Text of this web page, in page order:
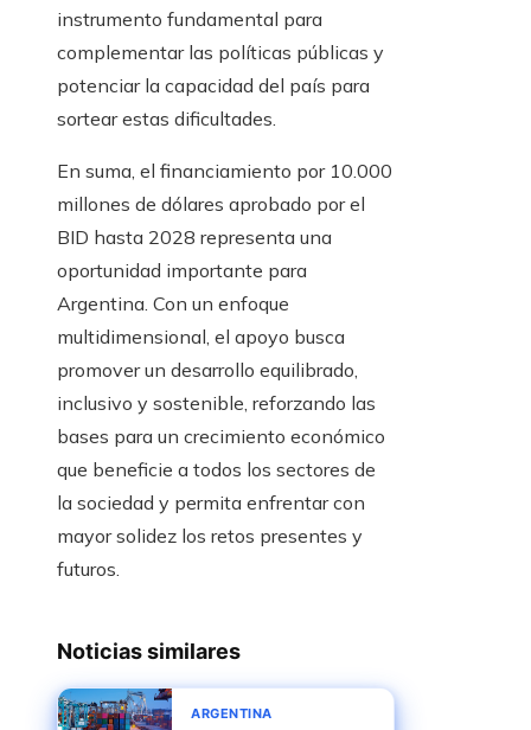
instrumento fundamental para
complementar las políticas públicas y
potenciar la capacidad del país para
sortear estas dificultades.
En suma, el financiamiento por 10.000
millones de dólares aprobado por el
BID hasta 2028 representa una
oportunidad importante para
Argentina. Con un enfoque
multidimensional, el apoyo busca
promover un desarrollo equilibrado,
inclusivo y sostenible, reforzando las
bases para un crecimiento económico
que beneficie a todos los sectores de
la sociedad y permita enfrentar con
mayor solidez los retos presentes y
futuros.
Noticias similares
ARGENTINA